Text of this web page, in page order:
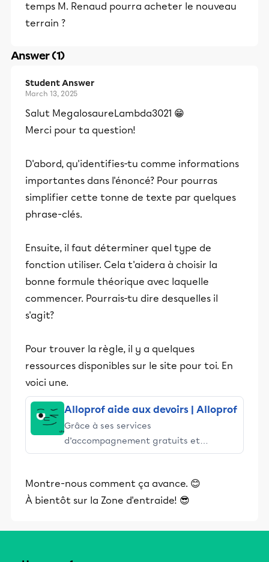
temps M. Renaud pourra acheter le nouveau
terrain ?
Answer (1)
Student Answer
March 13, 2025
Salut MegalosaureLambda3021 😁
Merci pour ta question!
D'abord, qu'identifies-tu comme informations
importantes dans l'énoncé? Pour pourras
simplifier cette tonne de texte par quelques
phrase-clés.
Ensuite, il faut déterminer quel type de
fonction utiliser. Cela t'aidera à choisir la
bonne formule théorique avec laquelle
commencer. Pourrais-tu dire desquelles il
s'agit?
Pour trouver la règle, il y a quelques
ressources disponibles sur le site pour toi. En
voici une.
Alloprof aide aux devoirs | Alloprof
Grâce à ses services
d’accompagnement gratuits et
stimulants, Alloprof engage les élèves
éducative.
Montre-nous comment ça avance. 😊
À bientôt sur la Zone d'entraide! 😎